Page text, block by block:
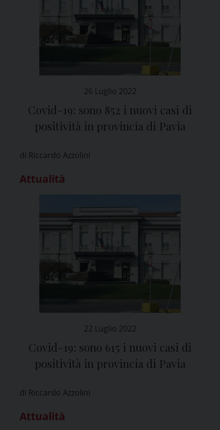
26 Luglio 2022
Covid-19: sono 852 i nuovi casi di
positività in provincia di Pavia
di Riccardo Azzolini
Attualità
22 Luglio 2022
Covid-19: sono 615 i nuovi casi di
positività in provincia di Pavia
di Riccardo Azzolini
Attualità